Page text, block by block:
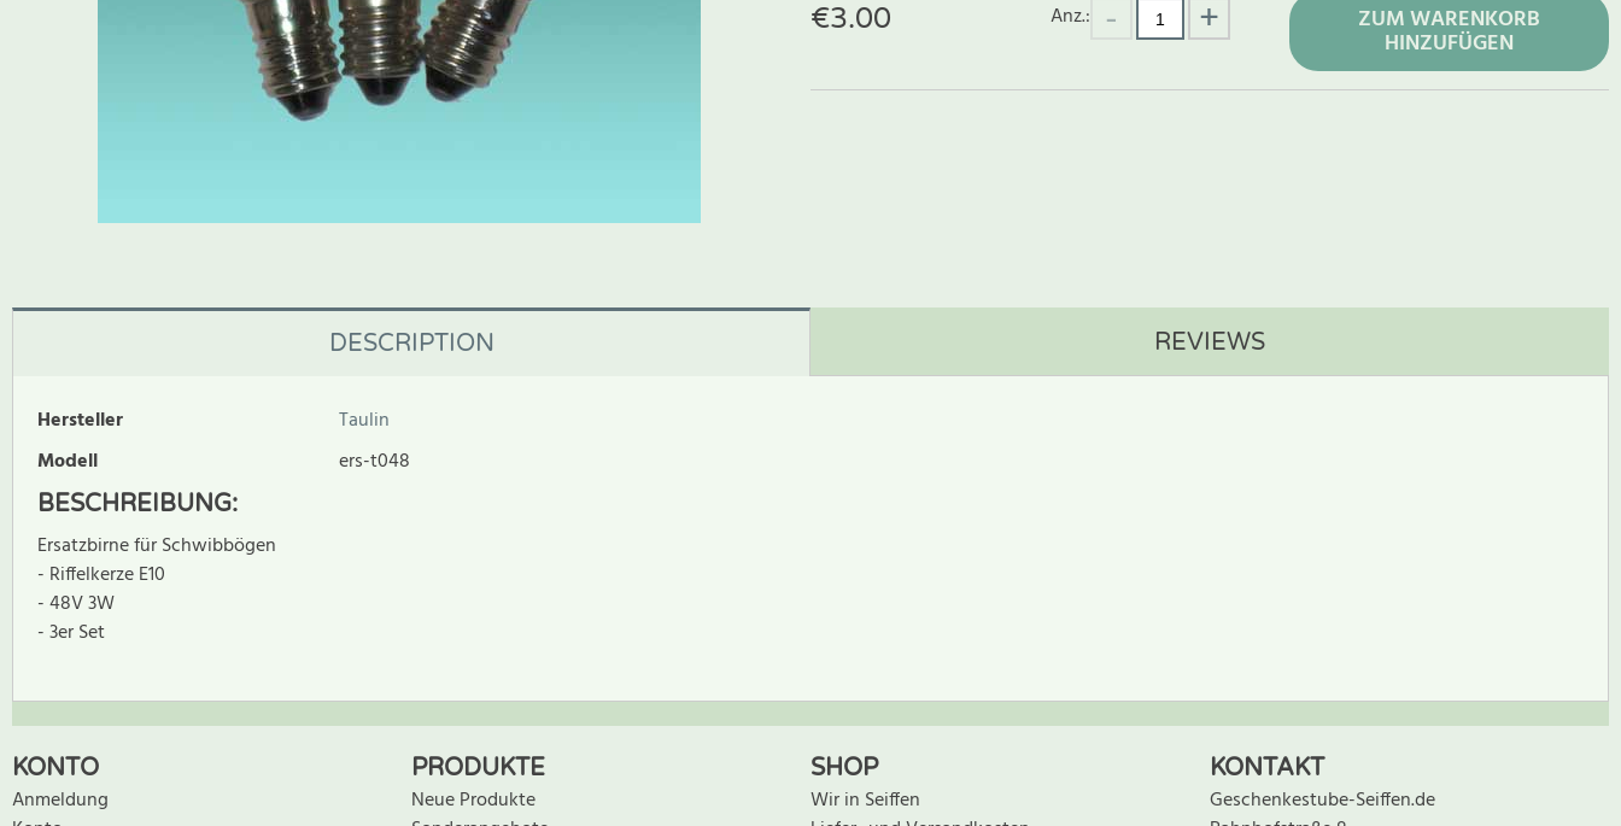
€3.00 Anz.: ZUM WARENKORB
HINZUFÜGEN
DESCRIPTION REVIEWS
Hersteller
Taulin
Modell
ers-t048
BESCHREIBUNG:
Ersatzbirne für Schwibbögen
- Riffelkerze E10
- 48V 3W
- 3er Set
KONTO
Anmeldung
PRODUKTE
Neue Produkte
SHOP
Wir in Seiffen
KONTAKT
Geschenkestube-Seiffen.de